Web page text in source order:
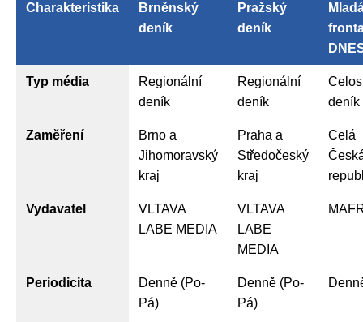
Charakteristika
Brněnský
deník
Pražský
deník
Typ média
Regionální
deník
Regionální
deník
deník
Zaměření
Brno a
Jihomoravský
kraj
Praha a
Středočeský
kraj
Celá
Vydavatel
VLTAVA
LABE MEDIA
VLTAVA
LABE
MEDIA
Periodicita
Denně (Po-
Pá)
Denně (Po-
Pá)